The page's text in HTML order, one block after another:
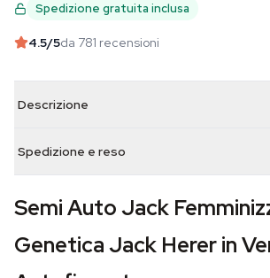
Spedizione gratuita inclusa
4.5/5da 781 recensioni
Descrizione
Spedizione e reso
Semi Auto Jack
Genetica Jack Herer in